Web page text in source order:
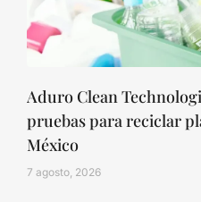
Aduro Clean
pruebas para reciclar
México
7 agosto, 2026